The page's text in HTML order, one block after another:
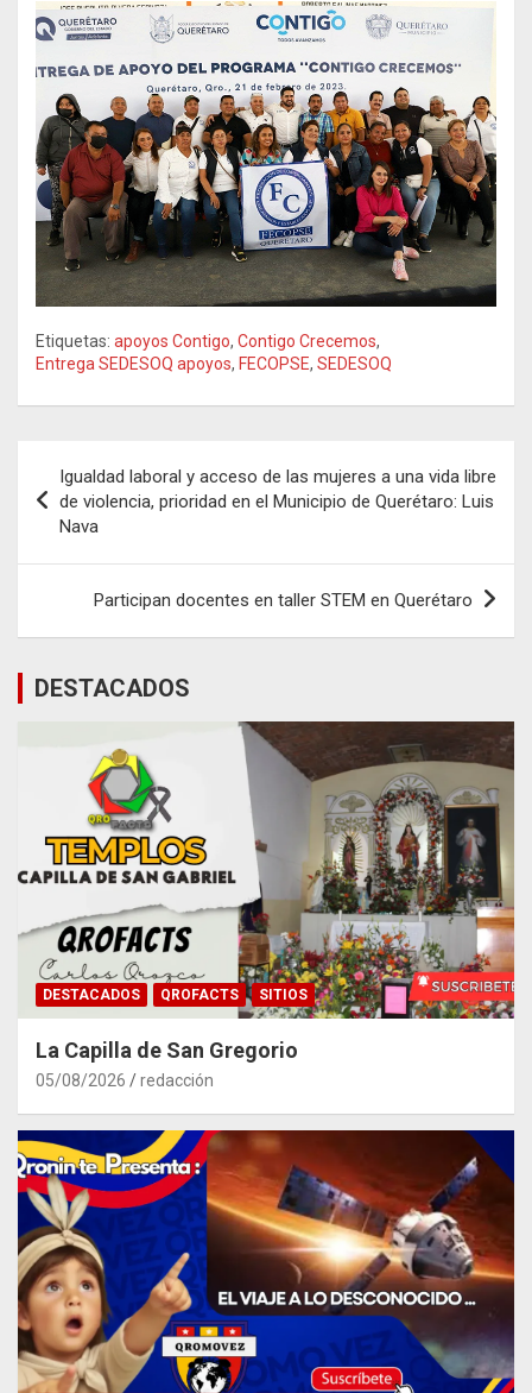
Etiquetas: apoyos Contigo, Contigo Crecemos,
Entrega SEDESOQ apoyos, FECOPSE, SEDESOQ
de
entradas
Igualdad laboral y acceso de las mujeres a una vida libre
de violencia, prioridad en el Municipio de Querétaro: Luis
Nava
Participan docentes en taller STEM en Querétaro
DESTACADOS
DESTACADOS QROFACTS SITIOS
La Capilla de San Gregorio
05/08/2026 redacción